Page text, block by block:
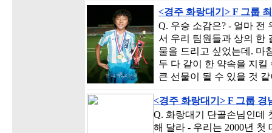
<경주 화랑대기> F 그룹
Q. 우승 소감은? - 얼마 전
서 우리 팀원들과 상의 한
물을 드리고 싶었는데. 마
두 다 같이 한 약속을 지
큰 선물이 될 수 있을 것
<경주 화랑대기> F 그룹
Q. 화랑대기 단골손님인데
해 달라 - 우리는 2000년 첫